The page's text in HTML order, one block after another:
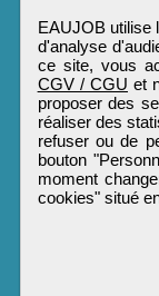
EAUJOB utilise
d'analyse
ce site, vous
CGV / CGU et
proposer des
réaliser des
refuser ou de
bouton
moment
cookies" situé